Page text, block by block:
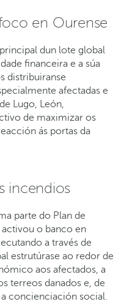
en Ourense
dun lote global
financeira e a súa
distribuiranse
afectadas e
Lugo, León,
de maximizar os
ás portas da
incendios
parte do Plan de
o banco en
a través de
estrutúrase ao redor de
aos afectados, a
terreos danados e, de
concienciación social.